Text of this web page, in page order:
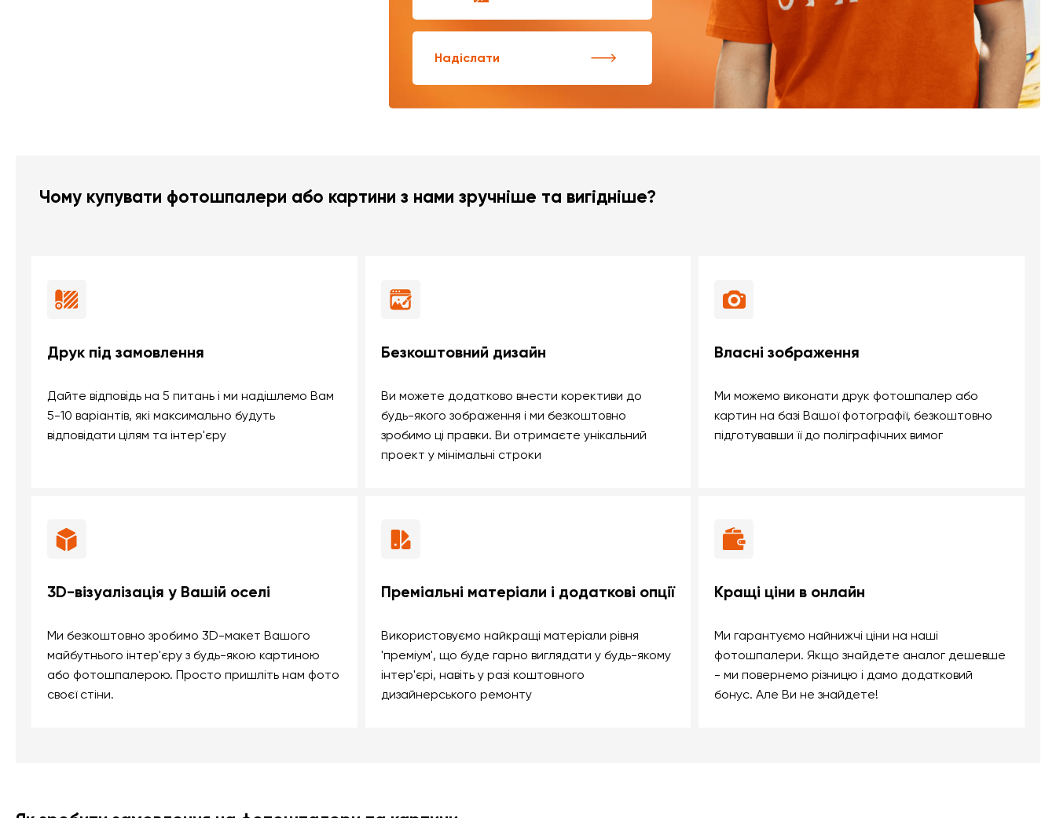
Надіслати
Чому купувати фотошпалери або картини з нами зручніше та вигідніше?
Друк під замовлення
Дайте відповідь на 5 питань і ми надішлемо Вам
5-10 варіантів, які максимально будуть
відповідати цілям та інтер'єру
Безкоштовний дизайн
Ви можете додатково внести корективи до
будь-якого зображення і ми безкоштовно
зробимо ці правки. Ви отримаєте унікальний
проект у мінімальні строки
Власні зображення
Ми можемо виконати друк фотошпалер або
картин на базі Вашої фотографії, безкоштовно
підготувавши її до поліграфічних вимог
3D-візуалізація у Вашій оселі
Ми безкоштовно зробимо 3D-макет Вашого
майбутнього інтер'єру з будь-якою картиною
або фотошпалерою. Просто пришліть нам фото
своєї стіни.
Преміальні матеріали і додаткові опції
Використовуємо найкращі матеріали рівня
'преміум', що буде гарно виглядати у будь-якому
інтер'єрі, навіть у разі коштовного
дизайнерського ремонту
Кращі ціни в онлайн
Ми гарантуємо найнижчі ціни на наші
фотошпалери. Якщо знайдете аналог дешевше
- ми повернемо різницю і дамо додатковий
бонус. Але Ви не знайдете!